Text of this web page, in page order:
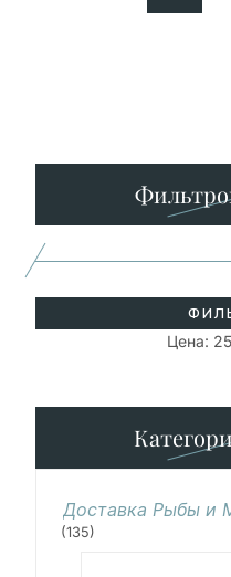
Цена:
Доставка Рыбы и
(135)